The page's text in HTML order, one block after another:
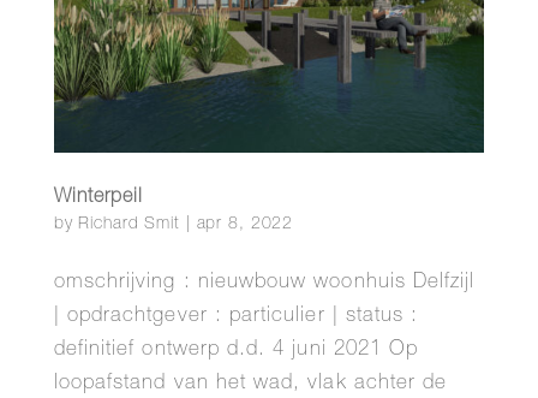
Winterpeil
by Richard Smit apr 8, 2022
omschrijving : nieuwbouw woonhuis Delfzijl
| opdrachtgever : particulier | status :
definitief ontwerp d.d. 4 juni 2021 Op
loopafstand van het wad, vlak achter de